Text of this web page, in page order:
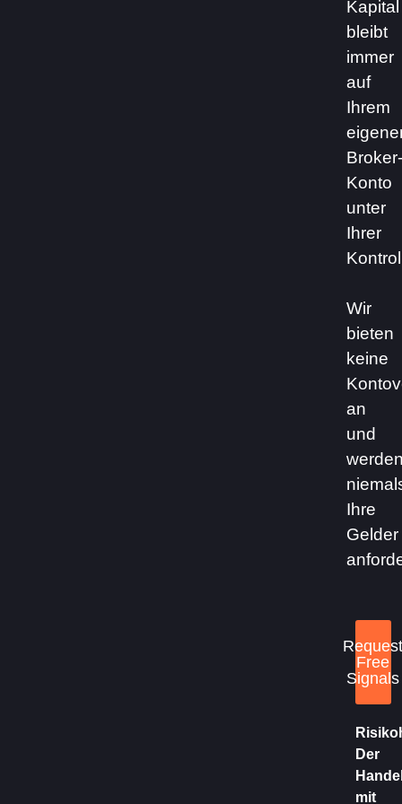
Kapital
bleibt
immer
auf
Ihrem
Broker-
Konto
unter
Ihrer
Wir
bieten
keine
an
und
Ihre
Gelder
Free
Signals
Der
mit